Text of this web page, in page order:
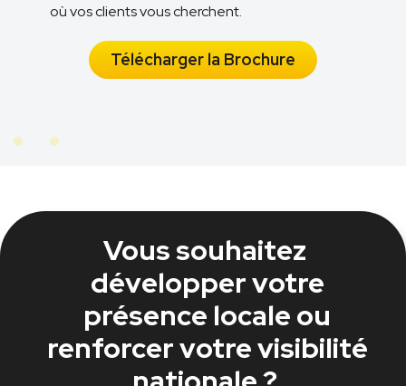
où vos clients vous cherchent.
Télécharger la Brochure
Vous souhaitez
développer votre
présence locale ou
renforcer votre visibilité